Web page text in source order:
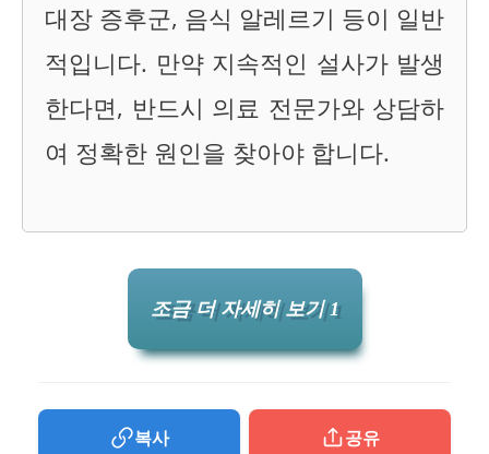
대장 증후군, 음식 알레르기 등이 일반
적입니다. 만약 지속적인 설사가 발생
한다면, 반드시 의료 전문가와 상담하
여 정확한 원인을 찾아야 합니다.
조금 더 자세히 보기 1
복사 공유